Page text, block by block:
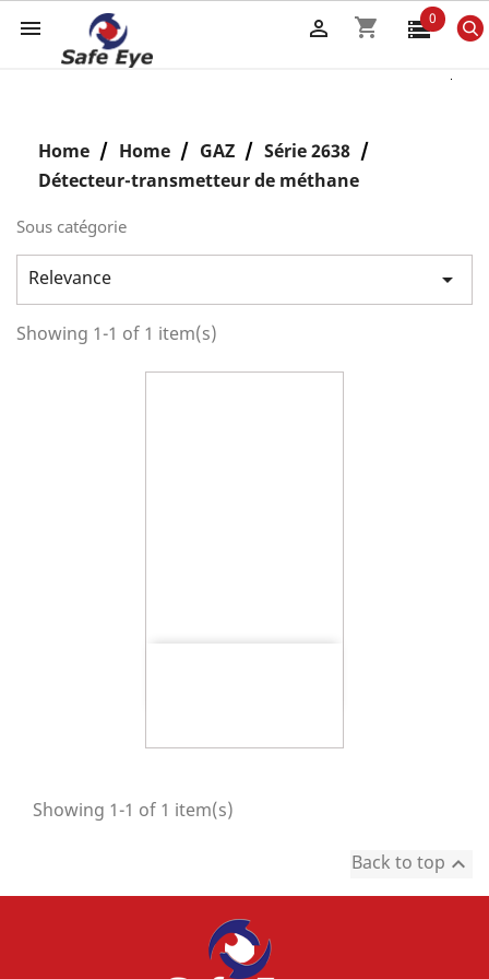
 0
shopping_cart

Home Home GAZ
Série 2638
Détecteur-transmetteur de méthane
Sous catégorie
Relevance 
Showing 1-1 of 1 item(s)
Showing 1-1 of 1 item(s)
Back to top 